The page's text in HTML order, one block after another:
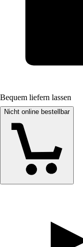
Bequem liefern lassen
Nicht online bestellbar